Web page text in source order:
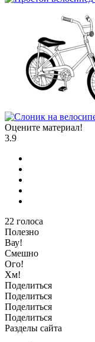
Оцените материал!
3.9
22 голоса
Полезно
Вау!
Смешно
Ого!
Хм!
Поделиться
Поделиться
Поделиться
Поделиться
Разделы сайта